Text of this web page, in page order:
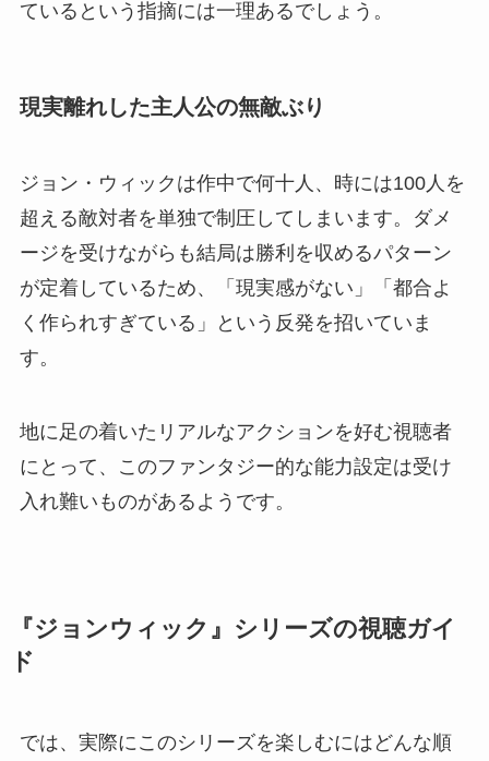
ているという指摘には一理あるでしょう。
現実離れした主人公の無敵ぶり
ジョン・ウィックは作中で何十人、時には100人を
超える敵対者を単独で制圧してしまいます。ダメ
ージを受けながらも結局は勝利を収めるパターン
が定着しているため、「現実感がない」「都合よ
く作られすぎている」という反発を招いていま
す。
地に足の着いたリアルなアクションを好む視聴者
にとって、このファンタジー的な能力設定は受け
入れ難いものがあるようです。
『ジョンウィック』シリーズの視聴ガイ
ド
では、実際にこのシリーズを楽しむにはどんな順